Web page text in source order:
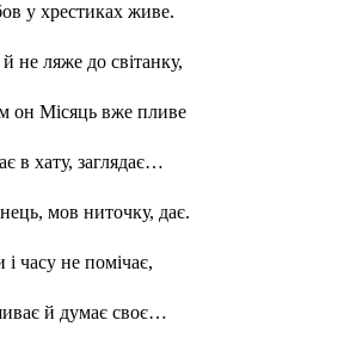
у хрестиках живе.
не ляже до світанку,
он Місяць вже пливе
в хату, заглядає…
мов ниточку, дає.
часу не помічає,
й думає своє…